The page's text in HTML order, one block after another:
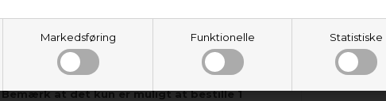
Markedsføring Funktionelle Statistiske
ekspederet dit bevis, som du venligst bedes læse
Bemærk at det kun er muligt at bestille 1